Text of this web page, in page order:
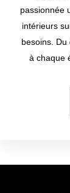
passionnée
intérieurs
besoins. Du
à chaque